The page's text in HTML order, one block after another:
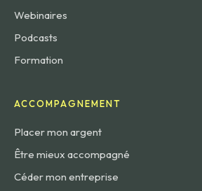
Webinaires
Podcasts
Formation
ACCOMPAGNEMENT
Placer mon argent
Être mieux accompagné
Céder mon entreprise